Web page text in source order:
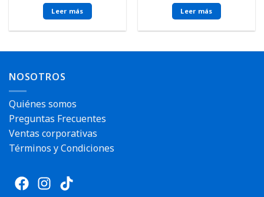
Leer más Leer más
NOSOTROS
Quiénes somos
Preguntas Frecuentes
Ventas corporativas
Términos y Condiciones